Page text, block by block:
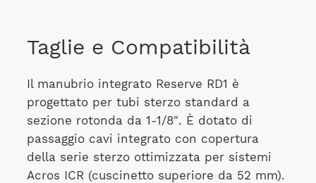
Taglie e Compatibilità
Il manubrio integrato Reserve RD1 è
progettato per tubi sterzo standard a
sezione rotonda da 1-1/8″. È dotato di
passaggio cavi integrato con copertura
della serie sterzo ottimizzata per sistemi
Acros ICR (cuscinetto superiore da 52 mm).